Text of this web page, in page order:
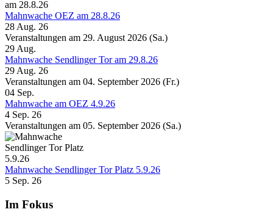
Mahnwache OEZ am 28.8.26
28 Aug. 26
Veranstaltungen am 29. August 2026 (Sa.)
29Aug.
Mahnwache Sendlinger Tor am 29.8.26
29 Aug. 26
Veranstaltungen am 04. September 2026 (Fr.)
04 Sep.
Mahnwache am OEZ 4.9.26
4 Sep. 26
Veranstaltungen am 05. September 2026 (Sa.)
Mahnwache Sendlinger Tor Platz 5.9.26
5 Sep. 26
Im Fokus